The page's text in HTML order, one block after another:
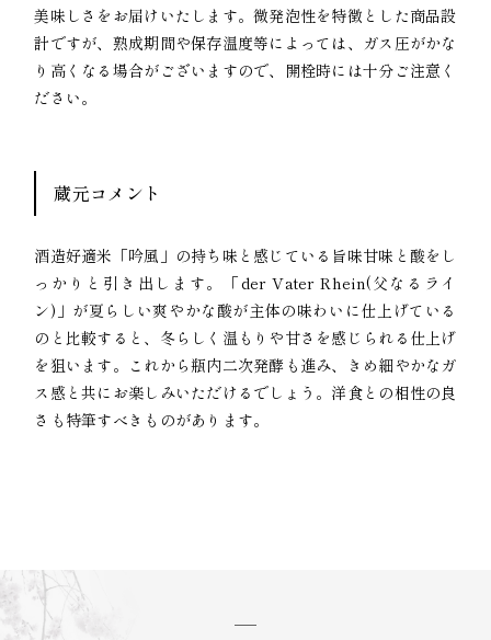
美味しさをお届けいたします。微発泡性を特徴とした商品設
計ですが、熟成期間や保存温度等によっては、ガス圧がかな
り高くなる場合がございますので、開栓時には十分ご注意く
ださい。
蔵元コメント
酒造好適米「吟風」の持ち味と感じている旨味甘味と酸をし
っかりと引き出します。「der Vater Rhein(父なるライ
ン)」が夏らしい爽やかな酸が主体の味わいに仕上げている
のと比較すると、冬らしく温もりや甘さを感じられる仕上げ
を狙います。これから瓶内二次発酵も進み、きめ細やかなガ
ス感と共にお楽しみいただけるでしょう。洋食との相性の良
さも特筆すべきものがあります。